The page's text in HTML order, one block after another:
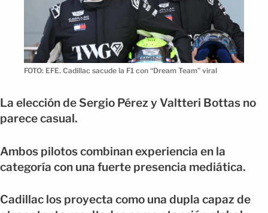
FOTO: EFE. Cadillac sacude la F1 con “Dream Team” viral
La elección de Sergio Pérez y Valtteri Bottas no
parece casual.
Ambos pilotos combinan experiencia en la
categoría con una fuerte presencia mediática.
Cadillac los proyecta como una dupla capaz de